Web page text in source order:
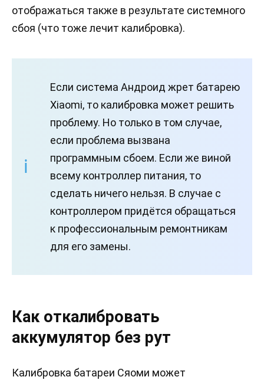
отображаться также в результате системного
сбоя (что тоже лечит калибровка).
Если система Андроид жрет батарею
Xiaomi, то калибровка может решить
проблему. Но только в том случае,
если проблема вызвана
программным сбоем. Если же виной
всему контроллер питания, то
сделать ничего нельзя. В случае с
контроллером придётся обращаться
к профессиональным ремонтникам
для его замены.
Как откалибровать
аккумулятор без рут
Калибровка батареи Сяоми может